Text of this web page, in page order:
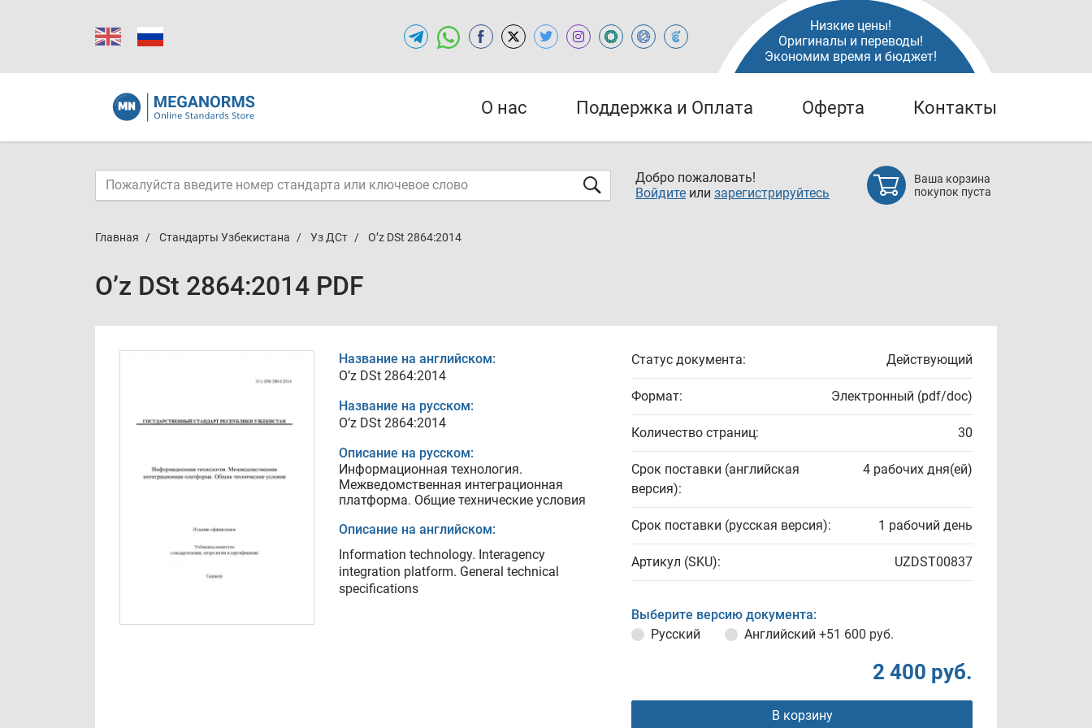
Низкие цены!
Оригиналы и переводы!
Экономим время и бюджет!
О нас Поддержка и Оплата Оферта Контакты
Добро пожаловать!
Войдите или зарегистрируйтесь
Ваша корзина
покупок пуста
Главная Стандарты Узбекистана Уз ДСт O’z DSt 2864:2014
O’z DSt 2864:2014 PDF
Название на английском:
O’z DSt 2864:2014
Название на русском:
O’z DSt 2864:2014
Описание на русском:
Информационная технология.
Межведомственная интеграционная
платформа. Общие технические условия
Описание на английском:
Information technology. Interagency
integration platform. General technical
specifications
Статус документа: Действующий
Формат: Электронный (pdf/doc)
Количество страниц: 30
Срок поставки (английская
версия):
4 рабочих дня(ей)
Срок поставки (русская версия): 1 рабочий день
Артикул (SKU): UZDST00837
Выберите версию документа:
Русский
Английский +51 600 руб.
2 400 руб.
В корзину